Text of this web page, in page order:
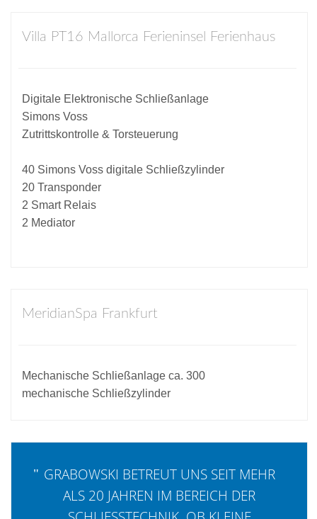
Villa PT16 Mallorca Ferieninsel Ferienhaus
Digitale Elektronische Schließanlage
Simons Voss
Zutrittskontrolle & Torsteuerung
40 Simons Voss digitale Schließzylinder
20 Transponder
2 Smart Relais
2 Mediator
MeridianSpa Frankfurt
Mechanische Schließanlage ca. 300
mechanische Schließzylinder
GRABOWSKI BETREUT UNS SEIT MEHR
ALS 20 JAHREN IM BEREICH DER